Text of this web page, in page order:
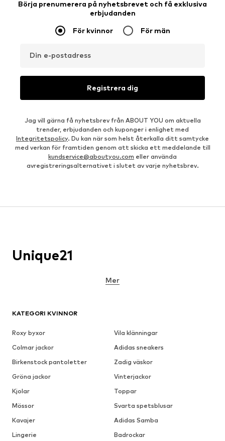
Börja prenumerera på nyhetsbrevet och få exklusiva
erbjudanden
För kvinnor För män
Din e-postadress
Registrera dig
Jag vill gärna få nyhetsbrev från ABOUT YOU om aktuella
trender, erbjudanden och kuponger i enlighet med
Integritetspolicy. Du kan när som helst återkalla ditt samtycke
med verkan för framtiden genom att skicka ett meddelande till
kundservice@aboutyou.com eller använda
avregistreringsalternativet i slutet av varje nyhetsbrev.
KATEGORI KVINNOR
Roxy byxor
Vila klänningar
Colmar jackor
Adidas sneakers
Birkenstock pantoletter
Zadig väskor
Gröna jackor
Vinterjackor
Kjolar
Toppar
Mössor
Svarta spetsblusar
Kavajer
Adidas Samba
Lingerie
Badrockar
Unique21
Mer